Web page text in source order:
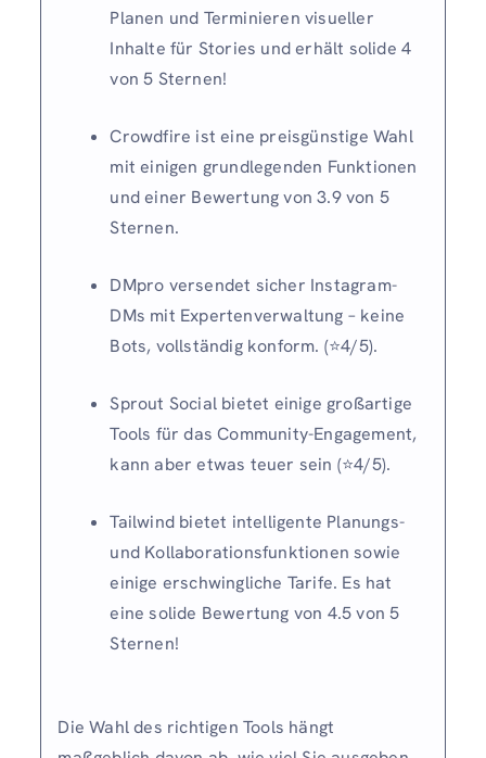
Planen und Terminieren visueller
Inhalte für Stories und erhält solide 4
von 5 Sternen!
Crowdfire ist eine preisgünstige Wahl
mit einigen grundlegenden Funktionen
und einer Bewertung von 3.9 von 5
Sternen.
DMpro versendet sicher Instagram-
DMs mit Expertenverwaltung – keine
Bots, vollständig konform. (⭐️4/5).
Sprout Social bietet einige großartige
Tools für das Community-Engagement,
kann aber etwas teuer sein (⭐️4/5).
Tailwind bietet intelligente Planungs-
und Kollaborationsfunktionen sowie
einige erschwingliche Tarife. Es hat
eine solide Bewertung von 4.5 von 5
Sternen!
Die Wahl des richtigen Tools hängt